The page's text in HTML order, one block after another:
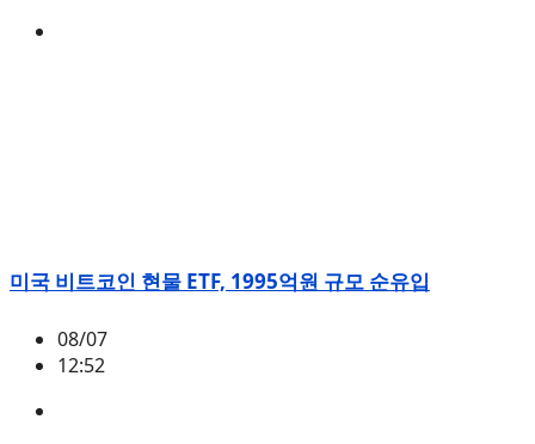
미국 비트코인 현물 ETF, 1995억원 규모 순유입
08/07
12:52